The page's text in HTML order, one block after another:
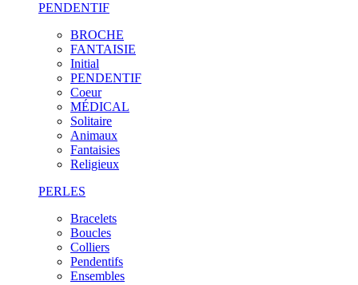
PENDENTIF
BROCHE
FANTAISIE
Initial
PENDENTIF
Coeur
MÉDICAL
Solitaire
Animaux
Fantaisies
Religieux
PERLES
Bracelets
Boucles
Colliers
Pendentifs
Ensembles